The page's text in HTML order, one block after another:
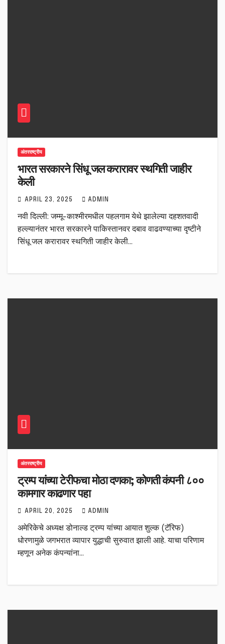
अंतरराष्ट्रीय
भारत सरकारने सिंधू जल करारावर स्थगिती जाहीर
केली
APRIL 23, 2025 ADMIN
नवी दिल्ली: जम्मू-काश्मीरमधील पहलगाम येथे झालेल्या दहशतवादी
हल्ल्यानंतर भारत सरकारने पाकिस्तानवर दबाव वाढवण्याच्या दृष्टीने
सिंधू जल करारावर स्थगिती जाहीर केली…
अंतरराष्ट्रीय
ट्रम्प यांच्या टेरीफचा मोठा दणका; कोणती कंपनी ८००
कामगार काढणार पहा
APRIL 20, 2025 ADMIN
अमेरिकेचे अध्यक्ष डोनाल्ड ट्रम्प यांच्या आयात शुल्क (टॅरिफ)
धोरणामुळे जगभरात व्यापार युद्धाची सुरुवात झाली आहे. याचा परिणाम
म्हणून अनेक कंपन्यांना…